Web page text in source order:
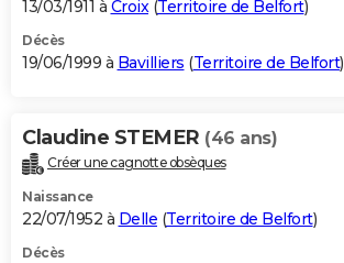
13/03/1911 à Croix(Territoire de Belfort)
Décès
19/06/1999 à Bavilliers (Territoire de Belfort)
Claudine STEMER (46 ans)
Créer une cagnotte obsèques
Naissance
22/07/1952 à Delle (Territoire de Belfort)
Décès